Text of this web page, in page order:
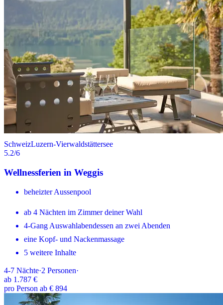
SchweizLuzern-Vierwaldstättersee
5.2/6
Wellnessferien in Weggis
beheizter Aussenpool
ab 4 Nächten im Zimmer deiner Wahl
4-Gang Auswahlabendessen an zwei Abenden
eine Kopf- und Nackenmassage
5 weitere Inhalte
4-7 Nächte·2 Personen·
ab 1.787 €
pro Person ab € 894